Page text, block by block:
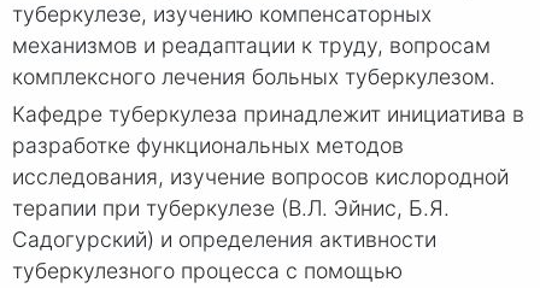
туберкулезе, изучению компенсаторных
механизмов и реадаптации к труду, вопросам
комплексного лечения больных туберкулезом.
Кафедре туберкулеза принадлежит инициатива в
разработке функциональных методов
исследования, изучение вопросов кислородной
терапии при туберкулезе (В.Л. Эйнис, Б.Я.
Садогурский) и определения активности
туберкулезного процесса c помощью